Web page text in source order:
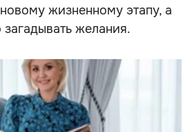
жизненному этапу, а
желания.